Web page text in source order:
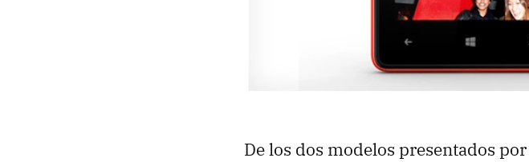
De los dos modelos presentados por